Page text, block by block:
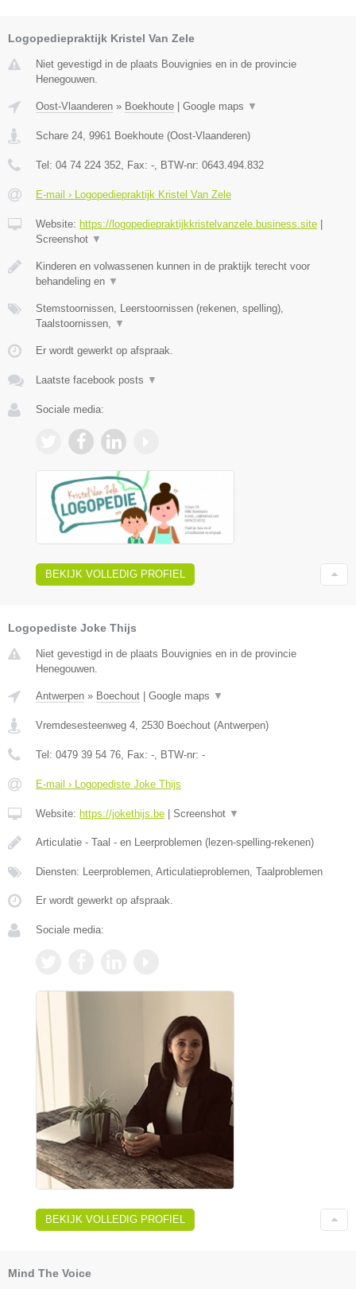
Logopediepraktijk Kristel Van Zele
Niet gevestigd in de plaats Bouvignies en in de provincie
Henegouwen.
Oost-Vlaanderen » Boekhoute | Google maps ▼
Schare 24 9961 Boekhoute (Oost-Vlaanderen)
Tel: 04 74 224 352 , Fax: - , BTW-nr: 0643.494.832
E-mail › Logopediepraktijk Kristel Van Zele
Website: https://logopediepraktijkkristelvanzele.business.site |
Screenshot ▼
Kinderen en volwassenen kunnen in de praktijk terecht voor
behandeling en ▼
Stemstoornissen, Leerstoornissen (rekenen, spelling),
Taalstoornissen,
▼
Er wordt gewerkt op afspraak.
Laatste facebook posts ▼
Sociale media:
BEKIJK VOLLEDIG PROFIEL
Logopediste Joke Thijs
Niet gevestigd in de plaats Bouvignies en in de provincie
Henegouwen.
Antwerpen » Boechout Google maps ▼
Vremdesesteenweg 4 2530 Boechout (Antwerpen)
Tel: 0479 39 54 76 , Fax: - , BTW-nr: -
E-mail › Logopediste Joke Thijs
Website: https://jokethijs.be Screenshot ▼
Articulatie - Taal - en Leerproblemen (lezen-spelling-rekenen)
Diensten: Leerproblemen, Articulatieproblemen, Taalproblemen
Er wordt gewerkt op afspraak.
Sociale media:
BEKIJK VOLLEDIG PROFIEL
Mind The Voice